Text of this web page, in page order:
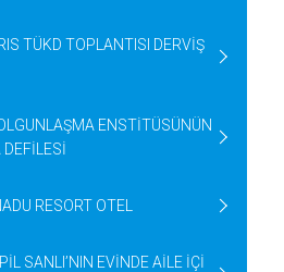
TÜKD TOPLANTISI DERVİŞ
ENSTİTÜSÜNÜN
DEFİLESİ
RESORT OTEL
SANLI’NIN EVİNDE AİLE İÇİ